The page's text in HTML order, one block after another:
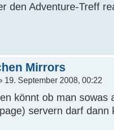
den Adventure-Treff
Mirrors
19. September 2008, 00:22
könnt ob man sowas
servern darf